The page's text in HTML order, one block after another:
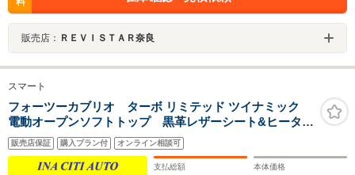
販売店： ＲＥＶＩＳＴＡＲ奈良
スマート
フォーツーカブリオ ターボ リミテッド ツイナミック
電動オープンソフトトップ 黒革レザーシート&ヒータ
ー クルーズコントロール Bluetooth USB バックカ
メラ ステアリングスイッチ ドライブレコーダー 純
正15インチAW
販売店保証 購入プラン付 オンライン相談可
支払総額 本体価格